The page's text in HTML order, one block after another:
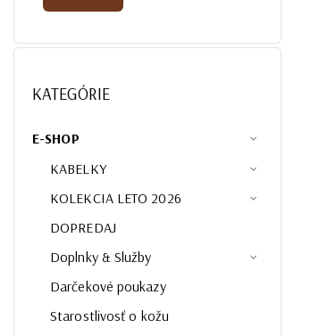
KATEGÓRIE
E-SHOP
KABELKY
KOLEKCIA LETO 2026
DOPREDAJ
Doplnky & Služby
Darčekové poukazy
Starostlivosť o kožu